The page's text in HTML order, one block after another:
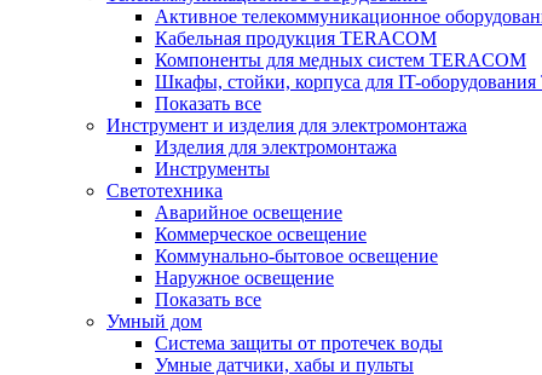
Активное телекоммуникационное
Кабельная продукция TERACOM
Компоненты для медных систем TERACOM
Шкафы, стойки, корпуса для IT-
Показать все
Инструмент и изделия для электромонтажа
Изделия для электромонтажа
Инструменты
Светотехника
Аварийное освещение
Коммерческое освещение
Коммунально-бытовое освещение
Наружное освещение
Показать все
Умный дом
Система защиты от протечек воды
Умные датчики, хабы и пульты